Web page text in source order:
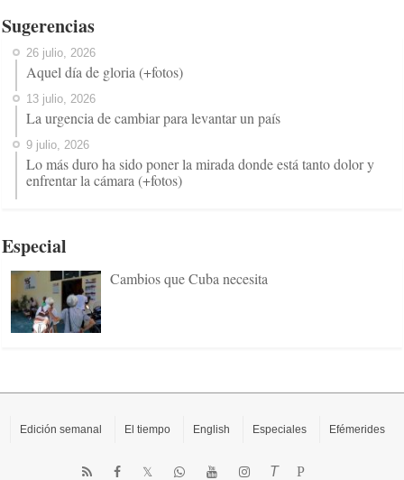
Sugerencias
26 julio, 2026
Aquel día de gloria (+fotos)
13 julio, 2026
La urgencia de cambiar para levantar un país
9 julio, 2026
Lo más duro ha sido poner la mirada donde está tanto dolor y
enfrentar la cámara (+fotos)
Especial
Cambios que Cuba necesita
Edición semanal El tiempo English Especiales Efémerides
T P